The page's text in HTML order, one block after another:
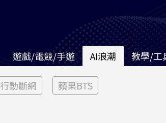
遊戲/電競/手遊 AI浪潮 教學/工
行動斷網 蘋果BTS